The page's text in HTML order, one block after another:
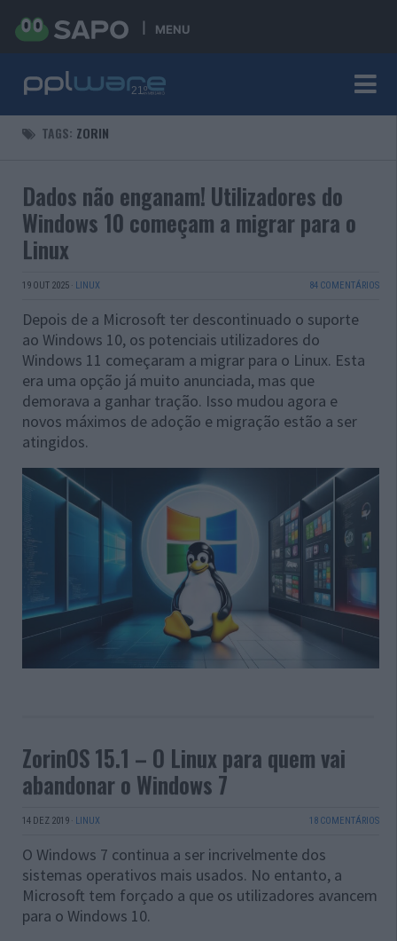
MENU
TAGS: ZORIN
Dados não enganam! Utilizadores do
Windows 10 começam a migrar para o
Linux
19 OUT 2025 · LINUX 84 COMENTÁRIOS
Depois de a Microsoft ter descontinuado o suporte
ao Windows 10, os potenciais utilizadores do
Windows 11 começaram a migrar para o Linux. Esta
era uma opção já muito anunciada, mas que
demorava a ganhar tração. Isso mudou agora e
novos máximos de adoção e migração estão a ser
atingidos.
ZorinOS 15.1 – O Linux para quem vai
abandonar o Windows 7
14 DEZ 2019 · LINUX 18 COMENTÁRIOS
O Windows 7 continua a ser incrivelmente dos
sistemas operativos mais usados. No entanto, a
Microsoft tem forçado a que os utilizadores avancem
para o Windows 10.